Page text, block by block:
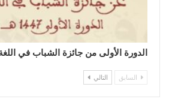
الدورة الأولى من جائزة الشباب في اللغة
السابق التالي